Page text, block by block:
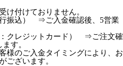
け付けておりません。
振込） ⇒ご入金確認後、5営業
：クレジットカード） ⇒ご注文確
す。
様のご入金タイミングにより、お
ございます。